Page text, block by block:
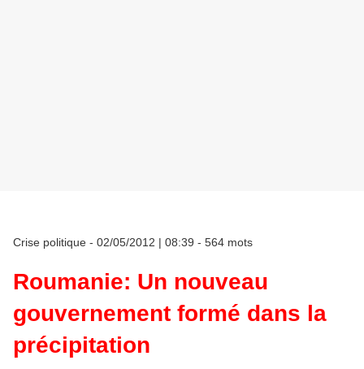
Crise politique - 02/05/2012 | 08:39 - 564 mots
Roumanie: Un nouveau
gouvernement formé dans la
précipitation